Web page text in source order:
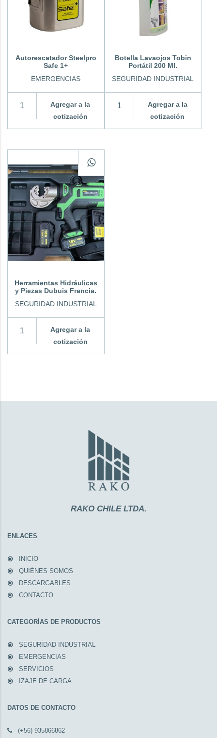
Autorescatador Steelpro
Safe 1+
EMERGENCIAS
Agregar a la
cotización
Botella Lavaojos Tobin
Portátil 200 Ml.
SEGURIDAD INDUSTRIAL
Agregar a la
cotización
Herramientas Hidráulicas
y Piezas Dubuis Francia.
SEGURIDAD INDUSTRIAL
Agregar a la
cotización
RAKO CHILE LTDA.
ENLACES
INICIO
QUIÉNES SOMOS
DESCARGABLES
CONTACTO
CATEGORÍAS DE PRODUCTOS
SEGURIDAD INDUSTRIAL
EMERGENCIAS
SERVICIOS
IZAJE DE CARGA
DATOS DE CONTACTO
(+56) 935866862